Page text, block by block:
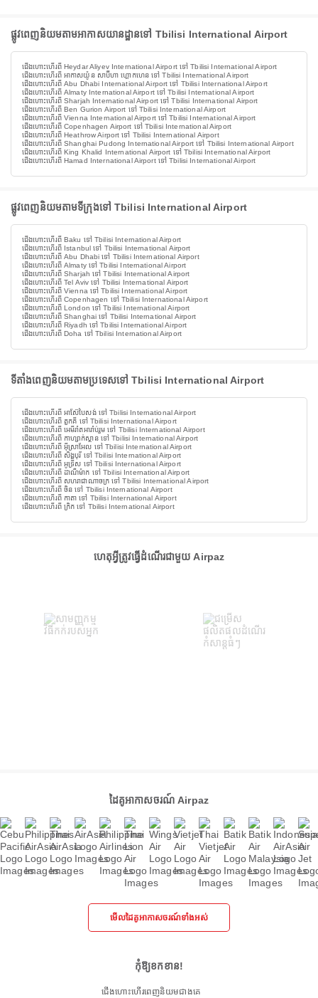
ផ្លូវពេញនិយមតាមអាកាសយានដ្ឋានទៅ Tbilisi International Airport
ជើងហោះហើរពី Heydar Aliyev International Airport ទៅ Tbilisi International Airport
ជើងហោះហើរពី អាកាសយ៉ូន សាប៊ីហា ហ្គោកហេន ទៅ Tbilisi International Airport
ជើងហោះហើរពី Abu Dhabi International Airport ទៅ Tbilisi International Airport
ជើងហោះហើរពី Almaty International Airport ទៅ Tbilisi International Airport
ជើងហោះហើរពី Sharjah International Airport ទៅ Tbilisi International Airport
ជើងហោះហើរពី Ben Gurion Airport ទៅ Tbilisi International Airport
ជើងហោះហើរពី Vienna International Airport ទៅ Tbilisi International Airport
ជើងហោះហើរពី Copenhagen Airport ទៅ Tbilisi International Airport
ជើងហោះហើរពី Heathrow Airport ទៅ Tbilisi International Airport
ជើងហោះហើរពី Shanghai Pudong International Airport ទៅ Tbilisi International Airport
ជើងហោះហើរពី King Khalid International Airport ទៅ Tbilisi International Airport
ជើងហោះហើរពី Hamad International Airport ទៅ Tbilisi International Airport
ផ្លូវពេញនិយមតាមទីក្រុងទៅ Tbilisi International Airport
ជើងហោះហើរពី Baku ទៅ Tbilisi International Airport
ជើងហោះហើរពី Istanbul ទៅ Tbilisi International Airport
ជើងហោះហើរពី Abu Dhabi ទៅ Tbilisi International Airport
ជើងហោះហើរពី Almaty ទៅ Tbilisi International Airport
ជើងហោះហើរពី Sharjah ទៅ Tbilisi International Airport
ជើងហោះហើរពី Tel Aviv ទៅ Tbilisi International Airport
ជើងហោះហើរពី Vienna ទៅ Tbilisi International Airport
ជើងហោះហើរពី Copenhagen ទៅ Tbilisi International Airport
ជើងហោះហើរពី London ទៅ Tbilisi International Airport
ជើងហោះហើរពី Shanghai ទៅ Tbilisi International Airport
ជើងហោះហើរពី Riyadh ទៅ Tbilisi International Airport
ជើងហោះហើរពី Doha ទៅ Tbilisi International Airport
ទីតាំងពេញនិយមតាមប្រទេសទៅ Tbilisi International Airport
ជើងហោះហើរពី អាស៊ែបៃសង់ ទៅ Tbilisi International Airport
ជើងហោះហើរពី តួកគី ទៅ Tbilisi International Airport
ជើងហោះហើរពី អេមីរ៉ាតអារ៉ាប់រួម ទៅ Tbilisi International Airport
ជើងហោះហើរពី កាហ្សាក់ស្ថាន ទៅ Tbilisi International Airport
ជើងហោះហើរពី អ៊ីស្រាអែល ទៅ Tbilisi International Airport
ជើងហោះហើរពី សិង្ហបុរី ទៅ Tbilisi International Airport
ជើងហោះហើរពី អូទ្រីស ទៅ Tbilisi International Airport
ជើងហោះហើរពី ដាណឺម៉ាក ទៅ Tbilisi International Airport
ជើងហោះហើរពី សហរាជាណាចក្រ ទៅ Tbilisi International Airport
ជើងហោះហើរពី ចិន ទៅ Tbilisi International Airport
ជើងហោះហើរពី កាតា ទៅ Tbilisi International Airport
ជើងហោះហើរពី ក្រិក ទៅ Tbilisi International Airport
ហេតុអ្វីត្រូវធ្វើដំណើរជាមួយ Airpaz
ដៃគូអាកាសចរណ៍ Airpaz
មើលដៃគូអាកាសចរណ៍ទាំងអស់
កុំឱ្យខកខាន!
ជើងហោះហើរពេញនិយមជាងគេ